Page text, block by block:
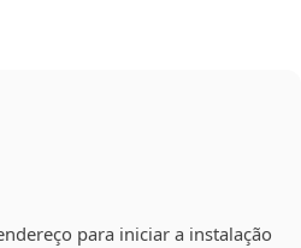
para iniciar a instalação